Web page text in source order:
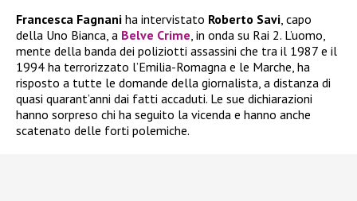
Francesca Fagnani ha intervistato Roberto Savi, capo
della Uno Bianca, a Belve Crime, in onda su Rai 2. L’uomo,
mente della banda dei poliziotti assassini che tra il 1987 e il
1994 ha terrorizzato l’Emilia-Romagna e le Marche, ha
risposto a tutte le domande della giornalista, a distanza di
quasi quarant’anni dai fatti accaduti. Le sue dichiarazioni
hanno sorpreso chi ha seguito la vicenda e hanno anche
scatenato delle forti polemiche.